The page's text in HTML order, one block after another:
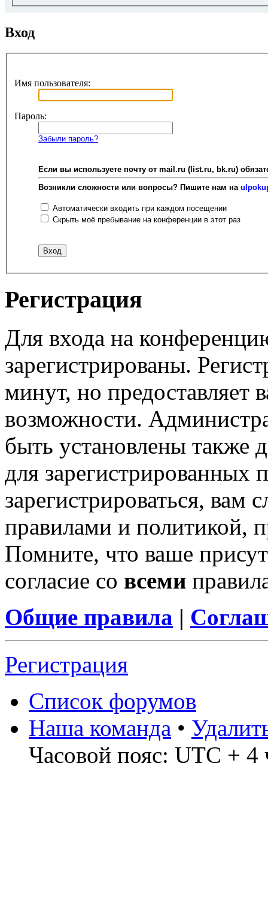
Вход
Имя пользователя:
Пароль:
Забыли пароль?
Если вы используете почту от mail.ru (list.ru, bk.ru)
Возникли сложности или вопросы? Пишите нам на
Автоматически входить при каждом посещении
Скрыть моё пребывание на конференции в этот раз
Регистрация
Для входа на
зарегистрированы.
минут, но предоставляет
возможности.
быть установлены также
для зарегистрированных
зарегистрироваться, вам
правилами и политикой,
Помните, что ваше
согласие со всеми
Общие правила |
Регистрация
Список форумов
Наша команда •
Часовой пояс: UTC + 4